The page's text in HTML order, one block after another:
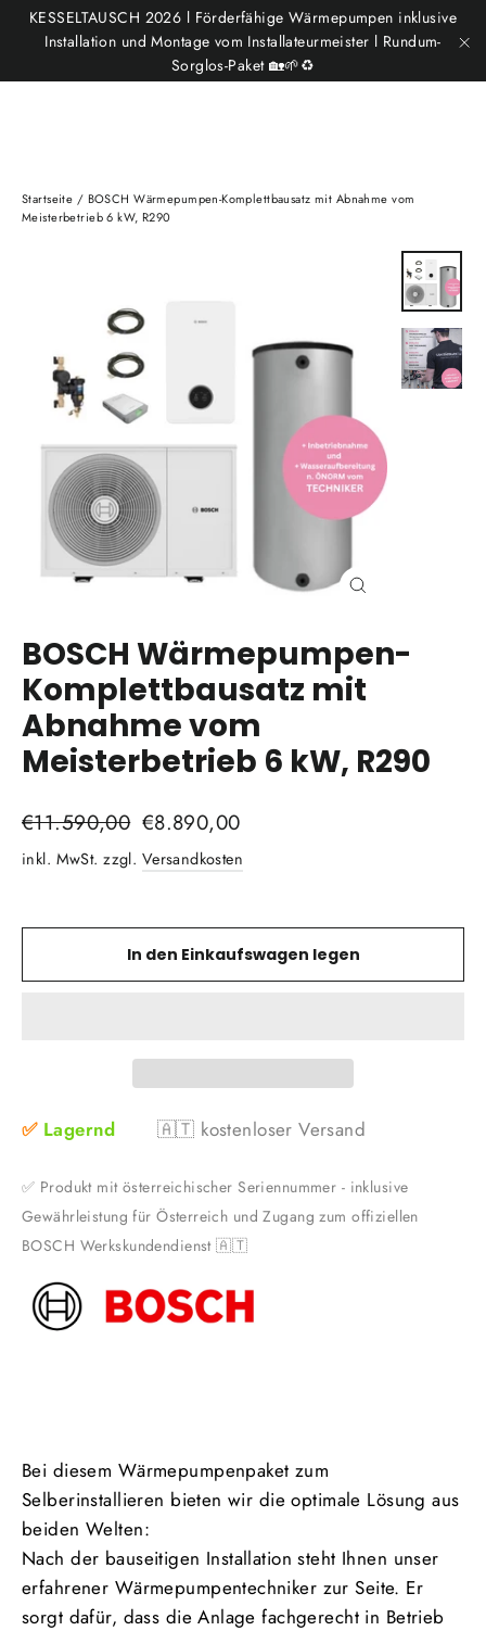
DirektKESSELTAUSCH 2026 l Förderfähige Wärmepumpen inklusive
Installation und Montage vom Installateurmeister l Rundum-
Sorglos-Paket 🏡🌱♻️
Suche
Startseite / BOSCH Wärmepumpen-Komplettbausatz mit Abnahme vom
Meisterbetrieb 6 kW, R290
BOSCH Wärmepumpen-
Komplettbausatz mit
Abnahme vom
Meisterbetrieb 6 kW, R290
Normaler
Preis
€11.590,00 Sonderpreis
€8.890,00
inkl. MwSt. zzgl. Versandkosten
In den Einkaufswagen legen
✅ Lagernd 🇦🇹 kostenloser Versand
✅ Produkt mit österreichischer Seriennummer - inklusive
Gewährleistung für Österreich und Zugang zum offiziellen
BOSCH Werkskundendienst 🇦🇹
Bei diesem Wärmepumpenpaket zum
Selberinstallieren bieten wir die optimale Lösung aus
beiden Welten:
Nach der bauseitigen Installation steht Ihnen unser
erfahrener Wärmepumpentechniker zur Seite. Er
sorgt dafür, dass die Anlage fachgerecht in Betrieb